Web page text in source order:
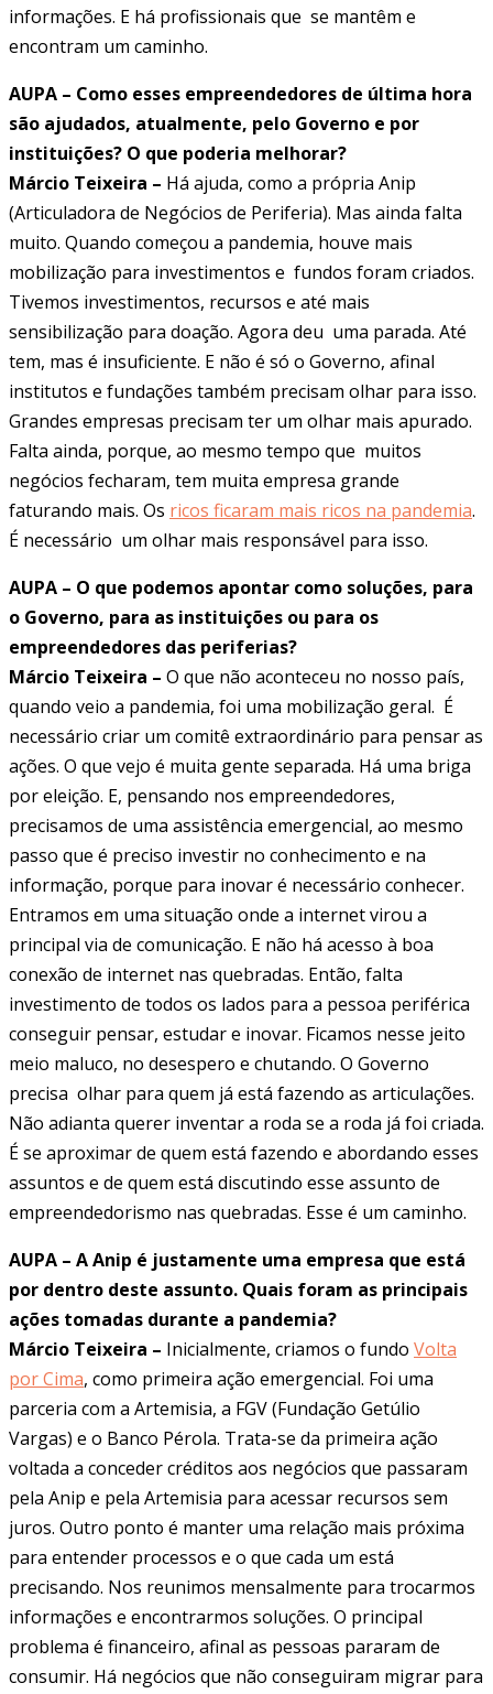
informações. E há profissionais que se mantêm e
encontram um caminho.
AUPA – Como esses empreendedores de última hora
são ajudados, atualmente, pelo Governo e por
instituições? O que poderia melhorar?
Márcio Teixeira – Há ajuda, como a própria Anip
(Articuladora de Negócios de Periferia). Mas ainda falta
muito. Quando começou a pandemia, houve mais
mobilização para investimentos e fundos foram criados.
Tivemos investimentos, recursos e até mais
sensibilização para doação. Agora deu uma parada. Até
tem, mas é insuficiente. E não é só o Governo, afinal
institutos e fundações também precisam olhar para isso.
Grandes empresas precisam ter um olhar mais apurado.
Falta ainda, porque, ao mesmo tempo que muitos
negócios fecharam, tem muita empresa grande
faturando mais. Os ricos ficaram mais ricos na pandemia.
É necessário um olhar mais responsável para isso.
AUPA – O que podemos apontar como soluções, para
o Governo, para as instituições ou para os
empreendedores das periferias?
Márcio Teixeira – O que não aconteceu no nosso país,
quando veio a pandemia, foi uma mobilização geral. É
necessário criar um comitê extraordinário para pensar as
ações. O que vejo é muita gente separada. Há uma briga
por eleição. E, pensando nos empreendedores,
precisamos de uma assistência emergencial, ao mesmo
passo que é preciso investir no conhecimento e na
informação, porque para inovar é necessário conhecer.
Entramos em uma situação onde a internet virou a
principal via de comunicação. E não há acesso à boa
conexão de internet nas quebradas. Então, falta
investimento de todos os lados para a pessoa periférica
conseguir pensar, estudar e inovar. Ficamos nesse jeito
meio maluco, no desespero e chutando. O Governo
precisa olhar para quem já está fazendo as articulações.
Não adianta querer inventar a roda se a roda já foi criada.
É se aproximar de quem está fazendo e abordando esses
assuntos e de quem está discutindo esse assunto de
empreendedorismo nas quebradas. Esse é um caminho.
AUPA – A Anip é justamente uma empresa que está
por dentro deste assunto. Quais foram as principais
ações tomadas durante a pandemia?
Márcio Teixeira – Inicialmente, criamos o fundo Volta
por Cima, como primeira ação emergencial. Foi uma
parceria com a Artemisia, a FGV (Fundação Getúlio
Vargas) e o Banco Pérola. Trata-se da primeira ação
voltada a conceder créditos aos negócios que passaram
pela Anip e pela Artemisia para acessar recursos sem
juros. Outro ponto é manter uma relação mais próxima
para entender processos e o que cada um está
precisando. Nos reunimos mensalmente para trocarmos
informações e encontrarmos soluções. O principal
problema é financeiro, afinal as pessoas pararam de
consumir. Há negócios que não conseguiram migrar para